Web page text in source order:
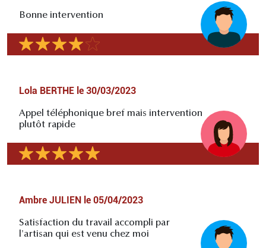
Bonne intervention
Lola BERTHE le 30/03/2023
Appel téléphonique bref mais intervention
plutôt rapide
Ambre JULIEN le 05/04/2023
Satisfaction du travail accompli par
l'artisan qui est venu chez moi